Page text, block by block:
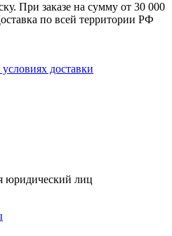
При заказе на сумму от 30 000
по всей территории РФ
доставки
юридический лиц